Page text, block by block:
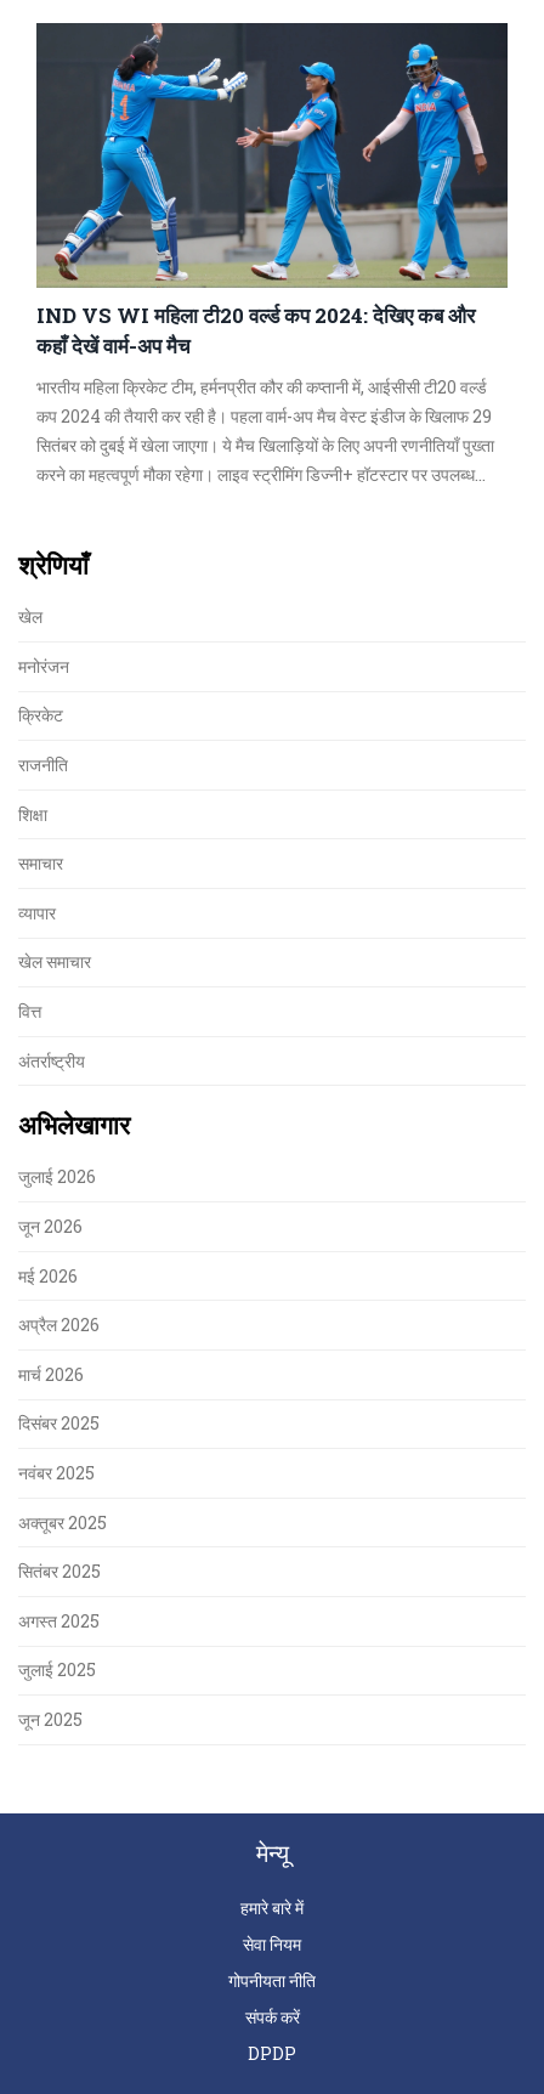
IND VS WI महिला टी20 वर्ल्ड कप 2024: देखिए कब और
कहाँ देखें वार्म-अप मैच
भारतीय महिला क्रिकेट टीम, हर्मनप्रीत कौर की कप्तानी में, आईसीसी टी20 वर्ल्ड
कप 2024 की तैयारी कर रही है। पहला वार्म-अप मैच वेस्ट इंडीज के खिलाफ 29
सितंबर को दुबई में खेला जाएगा। ये मैच खिलाड़ियों के लिए अपनी रणनीतियाँ पुख्ता
करने का महत्वपूर्ण मौका रहेगा। लाइव स्ट्रीमिंग डिज्नी+ हॉटस्टार पर उपलब्ध
श्रेणियाँ
खेल
मनोरंजन
क्रिकेट
राजनीति
शिक्षा
समाचार
व्यापार
खेल समाचार
वित्त
अंतर्राष्ट्रीय
अभिलेखागार
जुलाई 2026
जून 2026
मई 2026
अप्रैल 2026
मार्च 2026
दिसंबर 2025
नवंबर 2025
अक्तूबर 2025
सितंबर 2025
अगस्त 2025
जुलाई 2025
जून 2025
मेन्यू
हमारे बारे में
सेवा नियम
गोपनीयता नीति
संपर्क करें
DPDP